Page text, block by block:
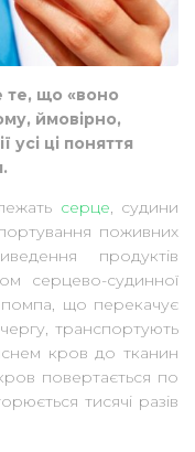
те, що «воно
ймовірно,
ці поняття
серце, судини
поживних
продуктів
серцево-судинної
що перекачує
транспортують
кров до тканин
повертається по
тисячі разів